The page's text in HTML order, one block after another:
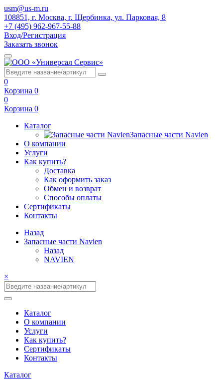
usm@us-m.ru
108851, г. Москва, г. Щербинка, ул. Парковая, 8
+7 (495) 962-967-55-88
Вход/Регистрация
Заказать звонок
0
Корзина 0
0
Корзина 0
Каталог
Запасные части Navien
О компании
Услуги
Как купить?
Доставка
Как оформить заказ
Обмен и возврат
Способы оплаты
Сертификаты
Контакты
Назад
Запасные части Navien
Назад
NAVIEN
×
Каталог
О компании
Услуги
Как купить?
Сертификаты
Контакты
Каталог